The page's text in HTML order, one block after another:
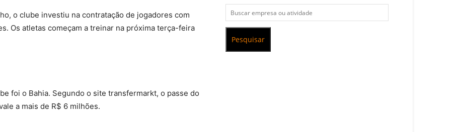
o clube investiu na contratação de jogadores com
Os atletas começam a treinar na próxima terça-feira
foi o Bahia. Segundo o site transfermarkt, o passe do
a mais de R$ 6 milhões.
Pesquisar